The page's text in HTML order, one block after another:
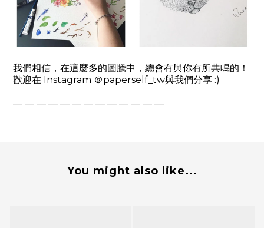
我們相信，在這麼多的圖騰中，總會有與你有所共鳴的！
歡迎在 Instagram ＠paperself_tw與我們分享 :)
— — — — — — — — — — — — —
You might also like...